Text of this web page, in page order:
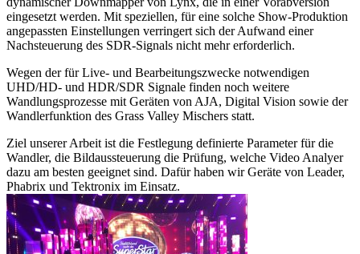
eingesetzt werden. Mit speziellen, für eine solche Show-Produktion
angepassten Einstellungen verringert sich der Aufwand einer
Nachsteuerung des SDR-Signals nicht mehr erforderlich.
Wegen der für Live- und Bearbeitungszwecke notwendigen
UHD/HD- und HDR/SDR Signale finden noch weitere
Wandlungsprozesse mit Geräten von AJA, Digital Vision sowie der
Wandlerfunktion des Grass Valley Mischers statt.
Ziel unserer Arbeit ist die Festlegung definierte Parameter für die
Wandler, die Bildaussteuerung die Prüfung, welche Video Analyer
dazu am besten geeignet sind. Dafür haben wir Geräte von Leader,
Phabrix und Tektronix im Einsatz.